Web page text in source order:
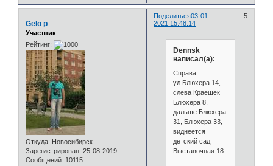
Поделиться 5
03-01-
2021 15:48:14
Gelo p
Участник
Рейтинг:
Откуда: Новосибирск
Зарегистрирован: 25-08-2019
Сообщений: 10115
Dennsk
написал(а):
Справа
ул.Блюхера 14,
слева Краешек
Блюхера 8,
дальше Блюхера
31, Блюхера 33,
виднеется
детский сад
Выставочная 18.